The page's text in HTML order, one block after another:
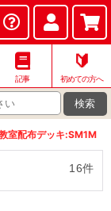
記事
🔰
初めての方へ
検索
室配布デッキ:SM1M
16件